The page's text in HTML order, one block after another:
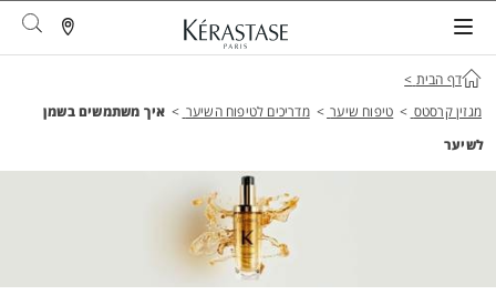
דף הבית >
מגזין קרסטס > טיפוח שיער > מדריכים לטיפוח השיער > איך משתמשים בשמן
לשיער